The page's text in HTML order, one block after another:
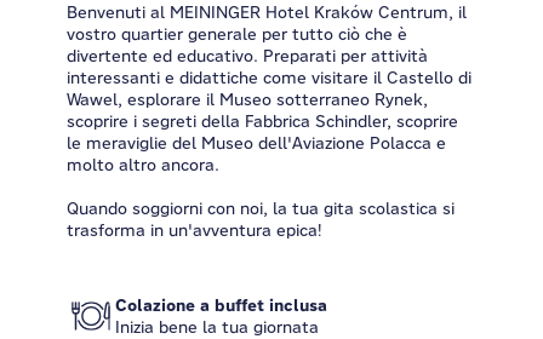
Benvenuti al MEININGER Hotel Kraków Centrum, il
vostro quartier generale per tutto ciò che è
divertente ed educativo. Preparati per attività
interessanti e didattiche come visitare il Castello di
Wawel, esplorare il Museo sotterraneo Rynek,
scoprire i segreti della Fabbrica Schindler, scoprire
le meraviglie del Museo dell'Aviazione Polacca e
molto altro ancora.
Quando soggiorni con noi, la tua gita scolastica si
trasforma in un'avventura epica!
Colazione a buffet inclusa
Inizia bene la tua giornata